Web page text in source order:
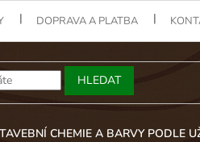
DOPRAVA A PLATBA
HLEDAT
CHEMIE A BARVY PODLE